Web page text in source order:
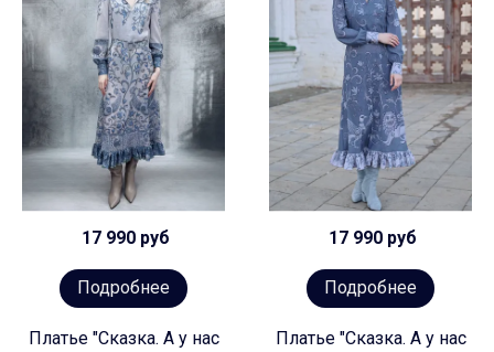
17 990 руб
Подробнее
Платье "Сказка. А у нас
17 990 руб
Подробнее
Платье "Сказка. А у нас